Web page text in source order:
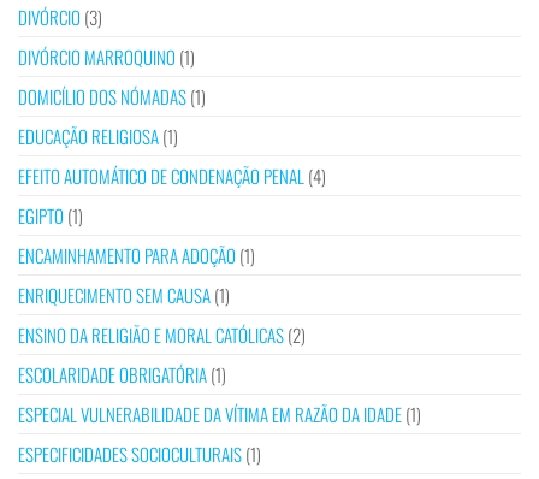
DIVÓRCIO (3)
DIVÓRCIO MARROQUINO (1)
DOMICÍLIO DOS NÓMADAS(1)
EDUCAÇÃO RELIGIOSA(1)
EFEITO AUTOMÁTICO DE CONDENAÇÃO PENAL (4)
EGIPTO (1)
ENCAMINHAMENTO PARA ADOÇÃO (1)
ENRIQUECIMENTO SEM CAUSA(1)
ENSINO DA RELIGIÃO E MORAL CATÓLICAS(2)
ESCOLARIDADE OBRIGATÓRIA(1)
ESPECIAL VULNERABILIDADE DA VÍTIMA EM RAZÃO DA IDADE(1)
ESPECIFICIDADES SOCIOCULTURAIS(1)